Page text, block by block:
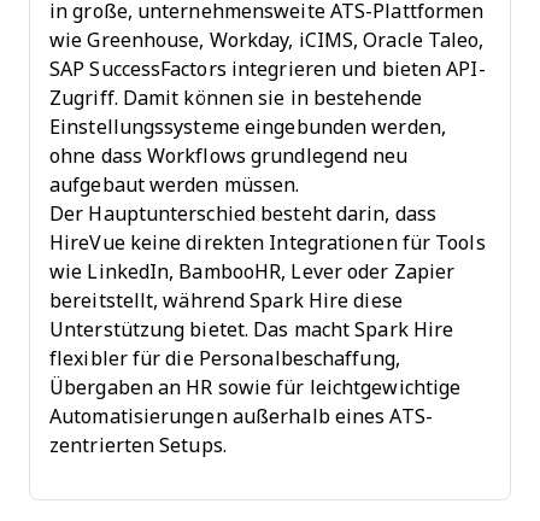
in große, unternehmensweite ATS-Plattformen
wie Greenhouse, Workday, iCIMS, Oracle Taleo,
SAP SuccessFactors integrieren und bieten API-
Zugriff. Damit können sie in bestehende
Einstellungssysteme eingebunden werden,
ohne dass Workflows grundlegend neu
aufgebaut werden müssen.
Der Hauptunterschied besteht darin, dass
HireVue keine direkten Integrationen für Tools
wie LinkedIn, BambooHR, Lever oder Zapier
bereitstellt, während Spark Hire diese
Unterstützung bietet. Das macht Spark Hire
flexibler für die Personalbeschaffung,
Übergaben an HR sowie für leichtgewichtige
Automatisierungen außerhalb eines ATS-
zentrierten Setups.